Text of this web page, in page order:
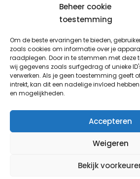
Beheer cookie
toestemming
Om de beste ervaringen te bieden,
zoals cookies om informatie over je
raadplegen. Door in te stemmen met deze
wij gegevens zoals surfgedrag of unieke
verwerken. Als je geen toestemming geeft
intrekt, kan dit een nadelige invloed
en mogelijkheden.
Accepteren
Weigeren
Bekijk
YouTube